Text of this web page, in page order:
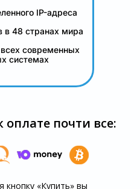
IP-адреса
в 48 странах мира
современных
системах
почти все:
«Купить» вы